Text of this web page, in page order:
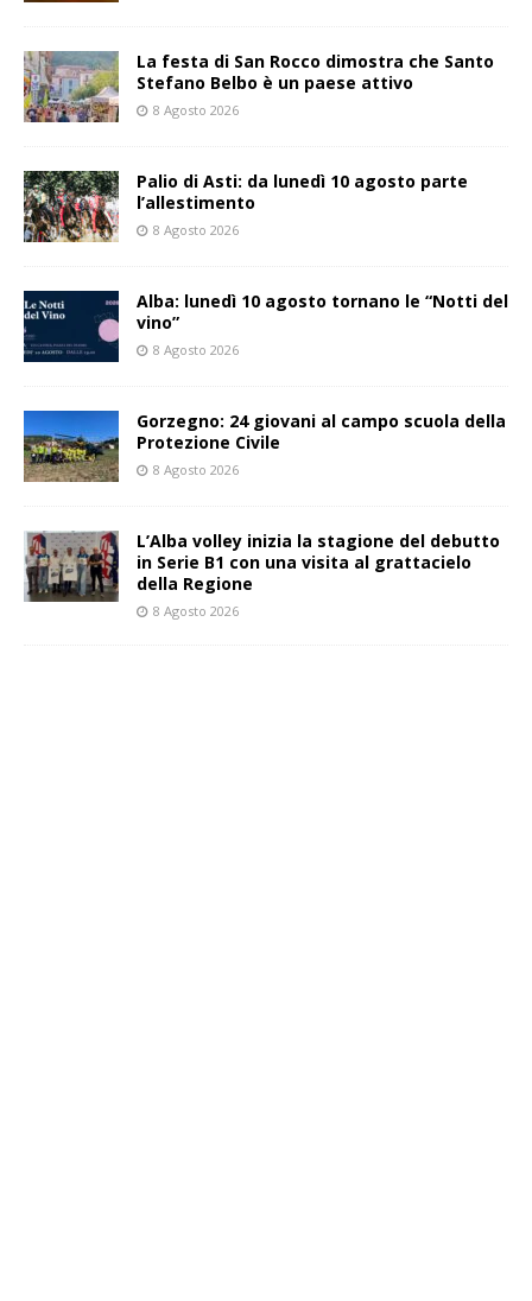
La festa di San Rocco dimostra che Santo
Stefano Belbo è un paese attivo
8 Agosto 2026
Palio di Asti: da lunedì 10 agosto parte
l’allestimento
8 Agosto 2026
Alba: lunedì 10 agosto tornano le “Notti del
vino”
8 Agosto 2026
Gorzegno: 24 giovani al campo scuola della
Protezione Civile
8 Agosto 2026
L’Alba volley inizia la stagione del debutto
in Serie B1 con una visita al grattacielo
della Regione
8 Agosto 2026